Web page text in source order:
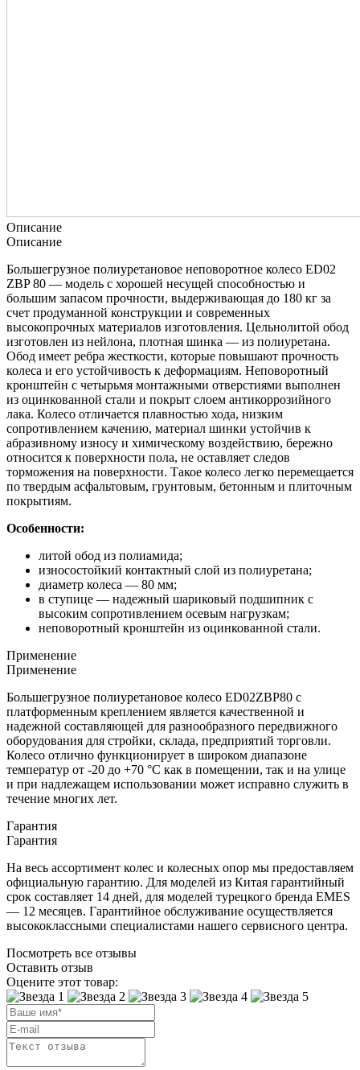
Описание
Описание
Большегрузное полиуретановое неповоротное колесо ED02
ZBP 80 — модель с хорошей несущей способностью и
большим запасом прочности, выдерживающая до 180 кг за
счет продуманной конструкции и современных
высокопрочных материалов изготовления. Цельнолитой обод
изготовлен из нейлона, плотная шинка — из полиуретана.
Обод имеет ребра жесткости, которые повышают прочность
колеса и его устойчивость к деформациям. Неповоротный
кронштейн с четырьмя монтажными отверстиями выполнен
из оцинкованной стали и покрыт слоем антикоррозийного
лака. Колесо отличается плавностью хода, низким
сопротивлением качению, материал шинки устойчив к
абразивному износу и химическому воздействию, бережно
относится к поверхности пола, не оставляет следов
торможения на поверхности. Такое колесо легко перемещается
по твердым асфальтовым, грунтовым, бетонным и плиточным
покрытиям.
Особенности:
литой обод из полиамида;
износостойкий контактный слой из полиуретана;
диаметр колеса — 80 мм;
в ступице — надежный шариковый подшипник с
высоким сопротивлением осевым нагрузкам;
неповоротный кронштейн из оцинкованной стали.
Применение
Применение
Большегрузное полиуретановое колесо ED02ZBP80 с
платформенным креплением является качественной и
надежной составляющей для разнообразного передвижного
оборудования для стройки, склада, предприятий торговли.
Колесо отлично функционирует в широком диапазоне
температур от -20 до +70 °С как в помещении, так и на улице
и при надлежащем использовании может исправно служить в
течение многих лет.
Гарантия
Гарантия
На весь ассортимент колес и колесных опор мы предоставляем
официальную гарантию. Для моделей из Китая гарантийный
срок составляет 14 дней, для моделей турецкого бренда EMES
— 12 месяцев. Гарантийное обслуживание осуществляется
высококлассными специалистами нашего сервисного центра.
Посмотреть все отзывы
Оставить отзыв
Оцените этот товар: